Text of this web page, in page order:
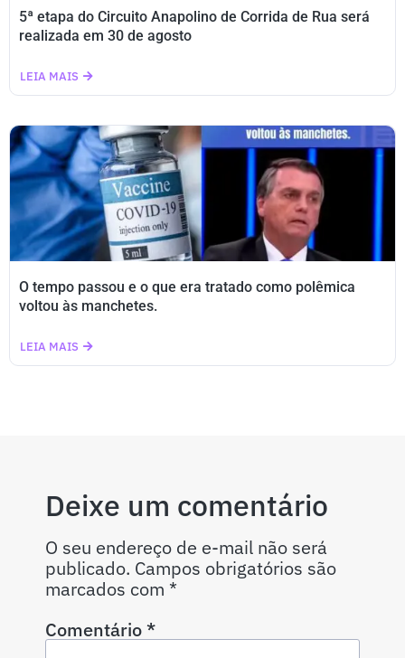
5ª etapa do Circuito Anapolino de Corrida de Rua será
realizada em 30 de agosto
LEIA MAIS
O tempo passou e o que era tratado como polêmica
voltou às manchetes.
LEIA MAIS
Deixe um comentário
O seu endereço de e-mail não será
publicado. Campos obrigatórios são
marcados com *
Comentário*